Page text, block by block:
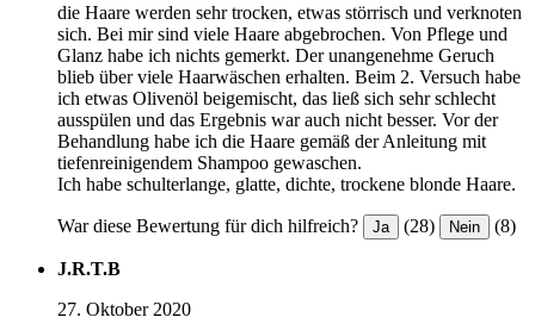
die Haare werden sehr trocken, etwas störrisch und verknoten
sich. Bei mir sind viele Haare abgebrochen. Von Pflege und
Glanz habe ich nichts gemerkt. Der unangenehme Geruch
blieb über viele Haarwäschen erhalten. Beim 2. Versuch habe
ich etwas Olivenöl beigemischt, das ließ sich sehr schlecht
ausspülen und das Ergebnis war auch nicht besser. Vor der
Behandlung habe ich die Haare gemäß der Anleitung mit
tiefenreinigendem Shampoo gewaschen.
Ich habe schulterlange, glatte, dichte, trockene blonde Haare.
War diese Bewertung für dich hilfreich? Ja (28) Nein (8)
J.R.T.B
27. Oktober 2020